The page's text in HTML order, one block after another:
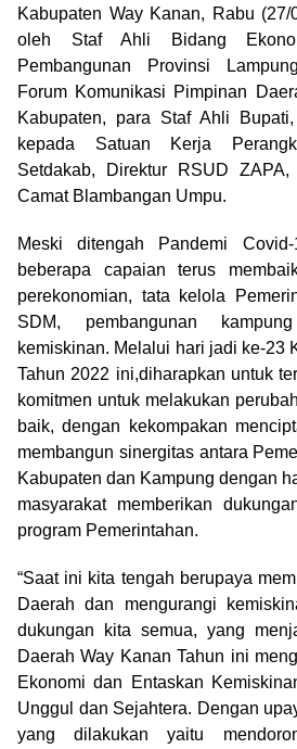
Kabupaten Way Kanan, Rabu
oleh Staf Ahli Bidang
Pembangunan Provinsi
Forum Komunikasi Pimpinan
Kabupaten, para Staf Ahli
kepada Satuan Kerja
Setdakab, Direktur RSUD
Camat Blambangan Umpu.
Meski ditengah Pandemi
beberapa capaian terus
perekonomian, tata kelola
SDM, pembangunan
kemiskinan. Melalui hari jadi ke-23
Tahun 2022 ini,diharapkan untuk
komitmen untuk melakukan
baik, dengan kekompakan
membangun sinergitas antara
Kabupaten dan Kampung dengan
masyarakat memberikan
program Pemerintahan.
“Saat ini kita tengah berupaya
Daerah dan mengurangi
dukungan kita semua, yang
Daerah Way Kanan Tahun ini
Ekonomi dan Entaskan
Unggul dan Sejahtera. Dengan
yang dilakukan yaitu